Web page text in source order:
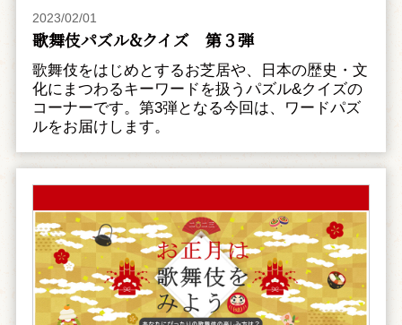
2023/02/01
歌舞伎パズル&クイズ 第３弾
歌舞伎をはじめとするお芝居や、日本の歴史・文
化にまつわるキーワードを扱うパズル&クイズの
コーナーです。第3弾となる今回は、ワードパズ
ルをお届けします。